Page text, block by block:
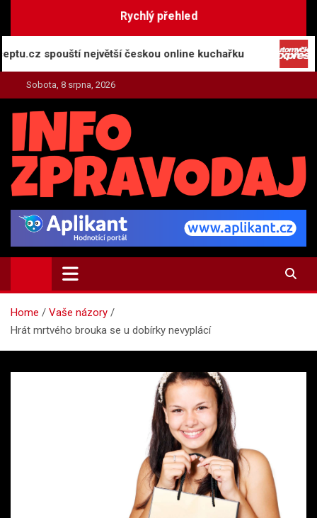
Rychlý přehled
spouští největší českou online kuchařku
Sobota, 8 srpna, 2026
INFO-ZPRAVODAJ.CZ
Zpravodajství | Press | Tiskové zprávy
Home
Vaše názory
Hrát mrtvého brouka se u dobírky nevyplácí